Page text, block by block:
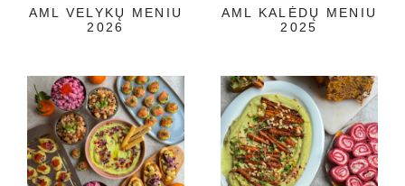
AML VELYKŲ MENIU
2026
AML KALĖDŲ MENIU
2025